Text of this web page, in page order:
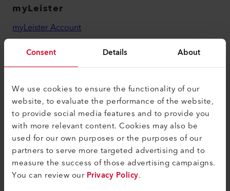
Consent Details About
We use cookies to ensure the functionality of our
website, to evaluate the performance of the website,
to provide social media features and to provide you
with more relevant content. Cookies may also be
used for our own purposes or the purposes of our
partners to serve more targeted advertising and to
measure the success of those advertising campaigns.
You can review ourPrivacy Policy.
myLeister
myLeister Account
Academy
Services
myLeister Apps
Juridique et aide
Contact
Trouver un revendeur
Conditions générales
Politique de confidentialité